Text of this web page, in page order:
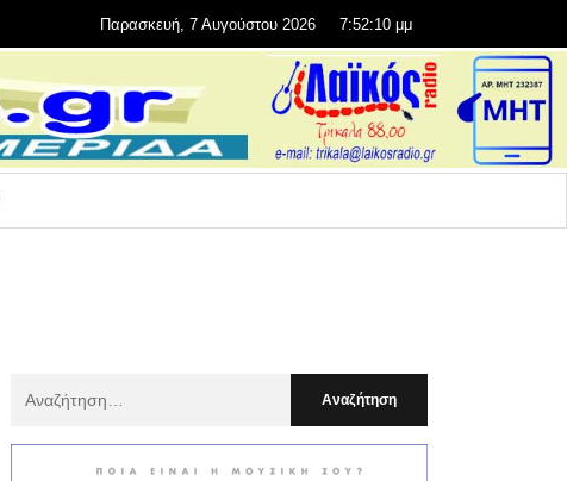
Παρασκευή, 7 Αυγούστου 2026 7:52:12 μμ
: